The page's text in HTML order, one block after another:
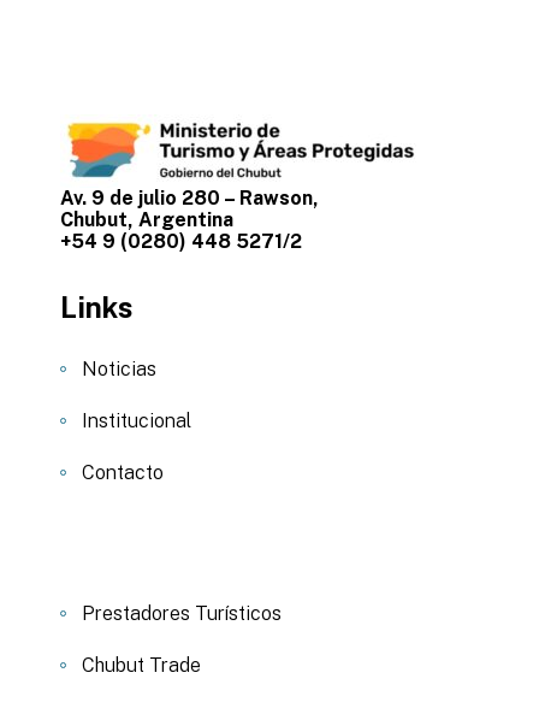
Av. 9 de julio 280 – Rawson,
Chubut, Argentina
+54 9 (0280) 448 5271/2
Links
Noticias
Institucional
Contacto
Prestadores Turísticos
Chubut Trade